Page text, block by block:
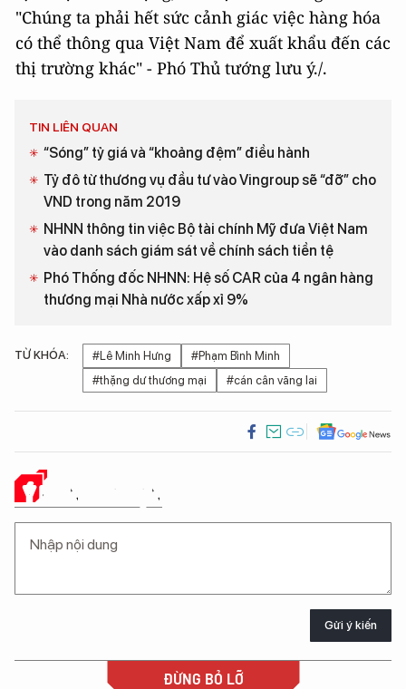
"Chúng ta phải hết sức cảnh giác việc hàng hóa
có thể thông qua Việt Nam để xuất khẩu đến các
thị trường khác" - Phó Thủ tướng lưu ý./.
TIN LIÊN QUAN
“Sóng” tỷ giá và “khoảng đệm” điều hành
Tỷ đô từ thương vụ đầu tư vào Vingroup sẽ “đỡ” cho
VND trong năm 2019
NHNN thông tin việc Bộ tài chính Mỹ đưa Việt Nam
vào danh sách giám sát về chính sách tiền tệ
Phó Thống đốc NHNN: Hệ số CAR của 4 ngân hàng
thương mại Nhà nước xấp xỉ 9%
TỪ KHÓA: #Lê Minh Hưng
#Phạm Bình Minh
#thặng dư thương mại
#cán cân vãng lai
Ý KIẾN CỦA BẠN
Gửi ý kiến
ĐỪNG BỎ LỠ